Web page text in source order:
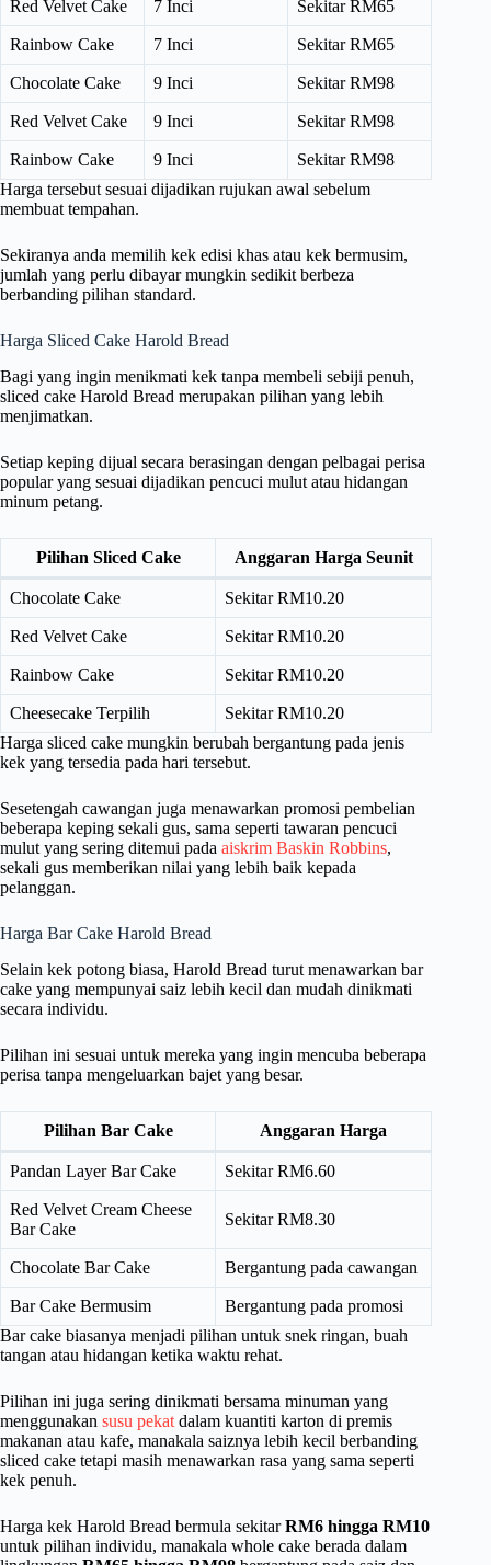
Red Velvet Cake 7 Inci Sekitar RM65
Rainbow Cake 7 Inci Sekitar RM65
Chocolate Cake 9 Inci Sekitar RM98
Red Velvet Cake 9 Inci Sekitar RM98
Rainbow Cake 9 Inci
Sekitar RM98
Harga tersebut sesuai dijadikan rujukan awal sebelum
membuat tempahan.
Sekiranya anda memilih kek edisi khas atau kek bermusim,
jumlah yang perlu dibayar mungkin sedikit berbeza
berbanding pilihan standard.
Harga Sliced Cake Harold Bread
Bagi yang ingin menikmati kek tanpa membeli sebiji penuh,
sliced cake Harold Bread merupakan pilihan yang lebih
menjimatkan.
Setiap keping dijual secara berasingan dengan pelbagai perisa
popular yang sesuai dijadikan pencuci mulut atau hidangan
minum petang.
Pilihan Sliced Cake Anggaran Harga Seunit
Chocolate Cake Sekitar RM10.20
Red Velvet Cake Sekitar RM10.20
Rainbow Cake Sekitar RM10.20
Cheesecake Terpilih
Sekitar RM10.20
Harga sliced cake mungkin berubah bergantung pada jenis
kek yang tersedia pada hari tersebut.
Sesetengah cawangan juga menawarkan promosi pembelian
beberapa keping sekali gus, sama seperti tawaran pencuci
mulut yang sering ditemui pada aiskrim Baskin Robbins,
sekali gus memberikan nilai yang lebih baik kepada
pelanggan.
Harga Bar Cake Harold Bread
Selain kek potong biasa, Harold Bread turut menawarkan bar
cake yang mempunyai saiz lebih kecil dan mudah dinikmati
secara individu.
Pilihan ini sesuai untuk mereka yang ingin mencuba beberapa
perisa tanpa mengeluarkan bajet yang besar.
Pilihan Bar Cake Anggaran Harga
Pandan Layer Bar Cake Sekitar RM6.60
Red Velvet Cream Cheese
Bar Cake
Sekitar RM8.30
Chocolate Bar Cake Bergantung pada cawangan
Bar Cake Bermusim
Bergantung pada promosi
Bar cake biasanya menjadi pilihan untuk snek ringan, buah
tangan atau hidangan ketika waktu rehat.
Pilihan ini juga sering dinikmati bersama minuman yang
menggunakan susu pekat dalam kuantiti karton di premis
makanan atau kafe, manakala saiznya lebih kecil berbanding
sliced cake tetapi masih menawarkan rasa yang sama seperti
kek penuh.
Harga kek Harold Bread bermula sekitarRM6 hingga RM10
untuk pilihan individu, manakala whole cake berada dalam